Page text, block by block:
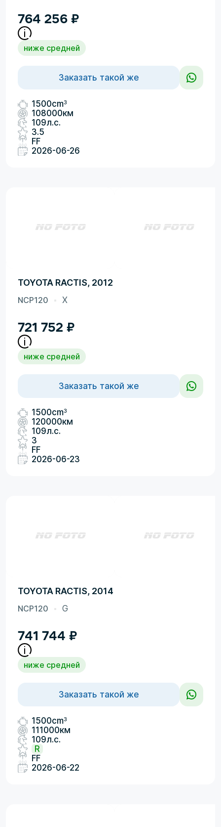
764 256 ₽
ниже средней
Заказать такой же
1500cm3
108000км
109л.с.
3.5
FF
2026-06-26
TOYOTA RACTIS, 2012
NCP120 X
721 752 ₽
ниже средней
Заказать такой же
1500cm3
120000км
109л.с.
3
FF
2026-06-23
TOYOTA RACTIS, 2014
NCP120 G
741 744 ₽
ниже средней
Заказать такой же
1500cm3
111000км
109л.с.
R
FF
2026-06-22